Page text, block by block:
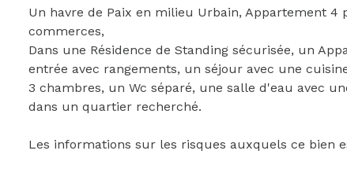
Un havre de Paix en milieu Urbain, Appartement 4
commerces,
Dans une Résidence de Standing sécurisée, un
entrée avec rangements, un séjour avec une
3 chambres, un Wc séparé, une salle d'eau avec
dans un quartier recherché.
Les informations sur les risques auxquels ce bien